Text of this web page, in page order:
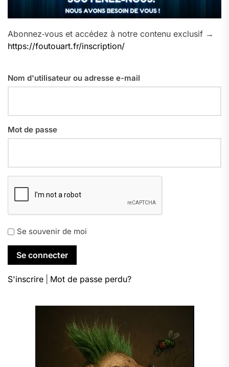
Abonnez‑vous et accédez à notre contenu exclusif →
https://foutouart.fr/inscription/
Nom d'utilisateur ou adresse e-mail
Mot de passe
Se souvenir de moi
S'inscrire Mot de passe perdu?